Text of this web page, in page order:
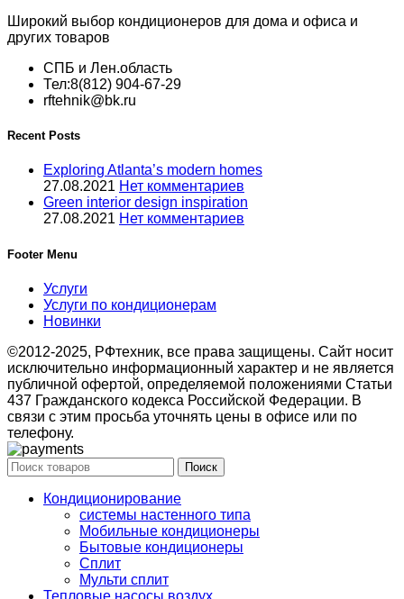
Широкий выбор кондиционеров для дома и офиса и
других товаров
СПБ и Лен.область
Тел:8(812) 904-67-29
rftehnik@bk.ru
Recent Posts
Exploring Atlanta’s modern homes
27.08.2021 Нет комментариев
Green interior design inspiration
27.08.2021 Нет комментариев
Footer Menu
Услуги
Услуги по кондиционерам
Новинки
©2012-2025, РФтехник, все права защищены. Сайт носит
исключительно информационный характер и не является
публичной офертой, определяемой положениями Статьи
437 Гражданского кодекса Российской Федерации. В
связи с этим просьба уточнять цены в офисе или по
телефону.
Поиск
Кондиционирование
системы настенного типа
Мобильные кондиционеры
Бытовые кондиционеры
Сплит
Мульти сплит
Тепловые насосы воздух